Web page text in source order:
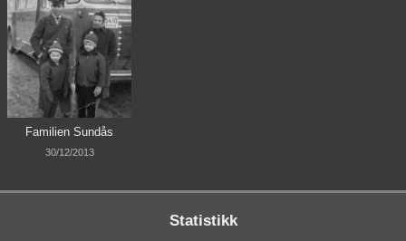
Familien Sundås
30/12/2013
Statistikk